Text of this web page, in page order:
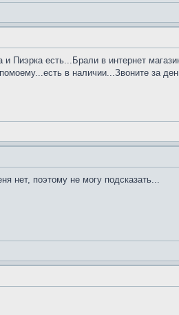
Пиэрка есть...Брали в интернет
в наличии...Звоните за
нет, поэтому не могу подсказать...